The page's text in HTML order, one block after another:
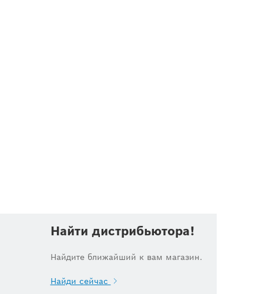
Найти дистрибьютора!
Найдите ближайший к вам магазин.
Найди сейчас